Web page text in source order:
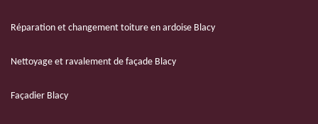
Réparation et changement toiture en ardoise Blacy
Nettoyage et ravalement de façade Blacy
Façadier Blacy